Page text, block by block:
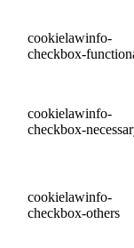
cookielawinfo-
checkbox-
cookielawinfo-
checkbox-
cookielawinfo-
checkbox-others